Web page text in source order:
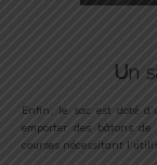
Un
Enfin, le sac est doté
emporter des bâtons
courses nécessitant